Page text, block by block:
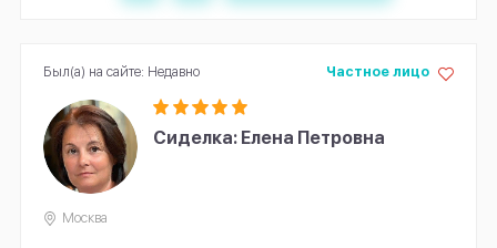
Сиделка: Елена Петровна
Частное лицо
Москва
Был(а) на сайте: Недавно